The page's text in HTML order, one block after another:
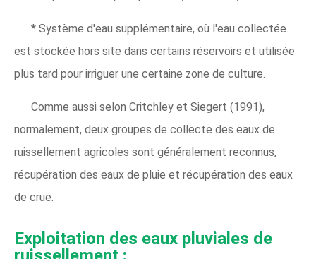
* Système d'eau supplémentaire, où l'eau collectée
est stockée hors site dans certains réservoirs et utilisée
plus tard pour irriguer une certaine zone de culture.
Comme aussi selon Critchley et Siegert (1991),
normalement, deux groupes de collecte des eaux de
ruissellement agricoles sont généralement reconnus,
récupération des eaux de pluie et récupération des eaux
de crue.
Exploitation des eaux pluviales de